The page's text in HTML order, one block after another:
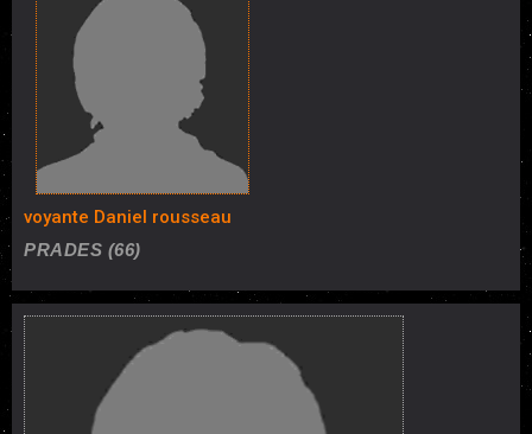
voyante Daniel rousseau
PRADES (66)